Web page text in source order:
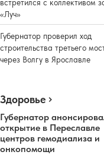
встретился с коллективом
«Луч»
Губернатор проверил ход
строительства третьего
через Волгу в Ярославле
Здоровье
Губернатор
открытие в Переславле
центров гемодиализа и
онкопомощи